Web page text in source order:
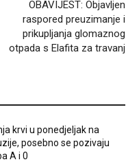
OBAVIJEST: Objavljen
raspored preuzimanje i
prikupljanja glomaznog
otpada s Elafita za travanj
krvi u ponedjeljak na
posebno se pozivaju
A i 0